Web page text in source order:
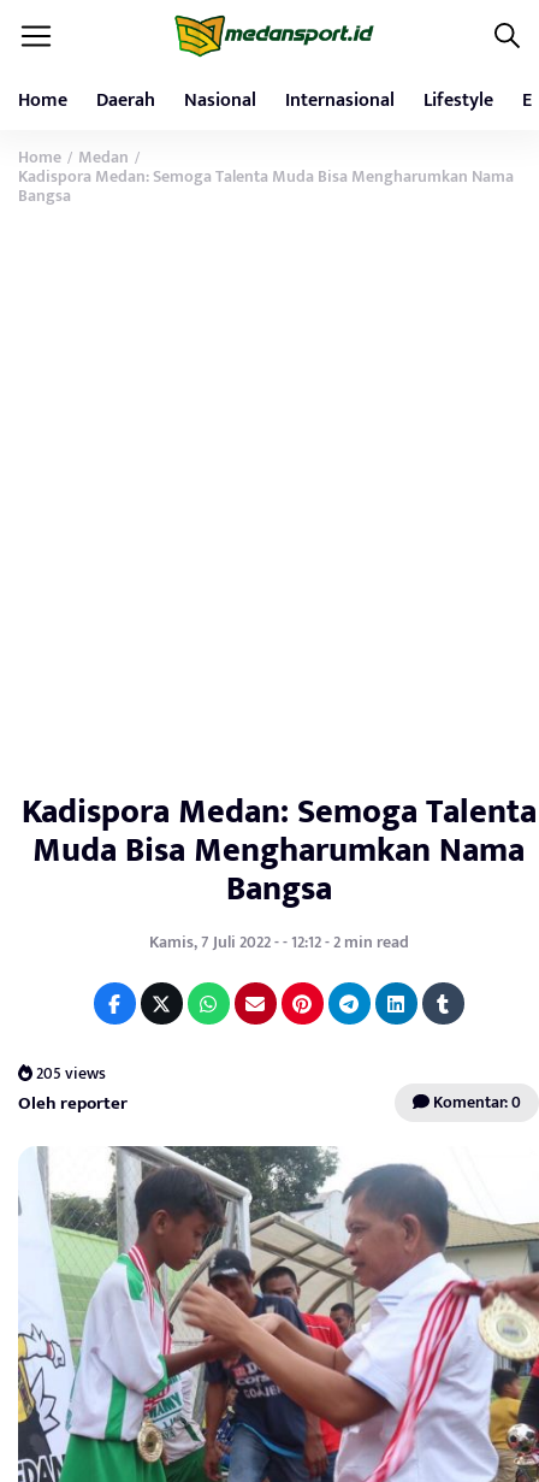
Home Daerah Nasional Internasional Lifestyle
Home / Medan /
Kadispora Medan: Semoga Talenta Muda Bisa Mengharumkan Nama
Bangsa
Kadispora Medan: Semoga Talenta
Muda Bisa Mengharumkan Nama
Bangsa
Kamis, 7 Juli 2022 - - 12:12 - 2 min read
205 views
Oleh reporter Komentar: 0